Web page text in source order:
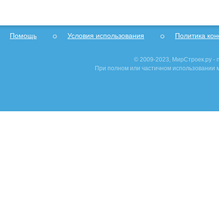
Помощь Условия использования Политика
© 2009-2023, МирСтроек.ру -
При полном или частичном использовании